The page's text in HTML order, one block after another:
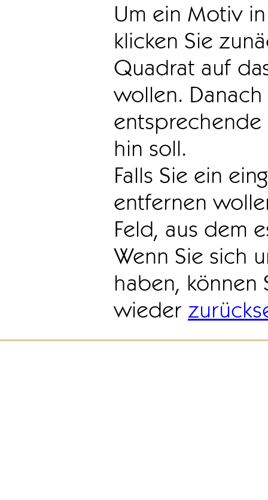
Um ein Motiv
klicken Sie
Quadrat auf
wollen.
hin soll.
Falls Sie ein
entfernen
Feld, aus dem
Wenn Sie sich
haben, können
wieder